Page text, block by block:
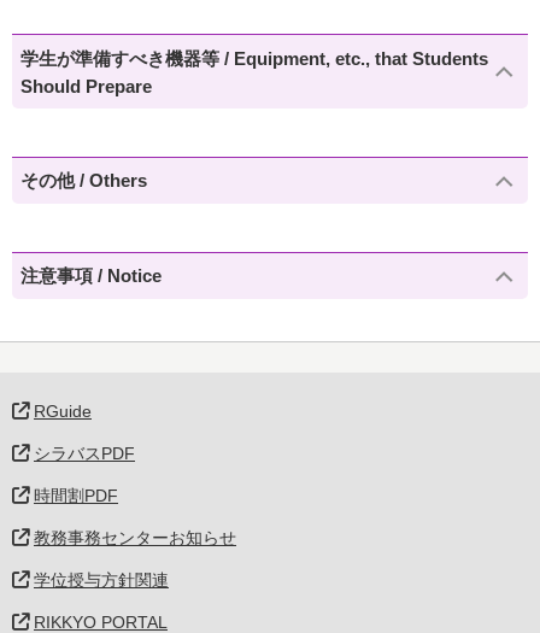
学生が準備すべき機器等 / Equipment, etc., that Students
Should Prepare
その他 / Others
注意事項 / Notice
RGuide
シラバスPDF
時間割PDF
教務事務センターお知らせ
学位授与方針関連
RIKKYO PORTAL